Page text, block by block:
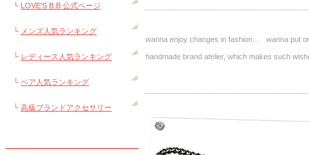
└ LOVE'S B.B 公式ページ
└ メンズ人気ランキング
└ レディース人気ランキング
└ ペア人気ランキング
└ 高級ブランドアクセサリー
wanna enjoy changes in fashion... wanna put
handmade brand atelier, which makes such